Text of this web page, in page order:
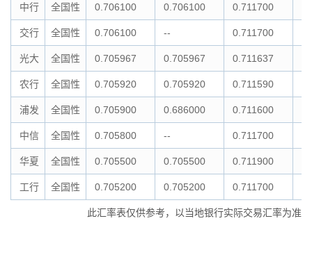
中行 全国性 0.706100 0.706100 0.711700
交行 全国性 0.706100 -- 0.711700
光大 全国性 0.705967 0.705967 0.711637
农行 全国性 0.705920 0.705920 0.711590
浦发 全国性 0.705900 0.686000 0.711600
中信 全国性 0.705800 -- 0.711700
华夏 全国性 0.705500 0.705500 0.711900
工行 全国性 0.705200 0.705200 0.711700
此汇率表仅供参考，以当地银行实际交易汇率为准